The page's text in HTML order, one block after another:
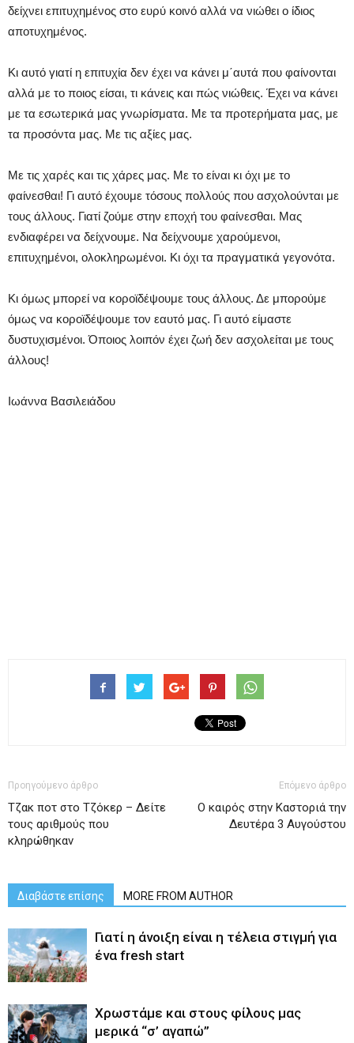
δείχνει επιτυχημένος στο ευρύ κοινό αλλά να νιώθει ο ίδιος
αποτυχημένος.
Κι αυτό γιατί η επιτυχία δεν έχει να κάνει μ΄αυτά που φαίνονται
αλλά με το ποιος είσαι, τι κάνεις και πώς νιώθεις. Έχει να κάνει
με τα εσωτερικά μας γνωρίσματα. Με τα προτερήματα μας, με
τα προσόντα μας. Με τις αξίες μας.
Με τις χαρές και τις χάρες μας. Με το είναι κι όχι με το
φαίνεσθαι! Γι αυτό έχουμε τόσους πολλούς που ασχολούνται με
τους άλλους. Γιατί ζούμε στην εποχή του φαίνεσθαι. Μας
ενδιαφέρει να δείχνουμε. Να δείχνουμε χαρούμενοι,
επιτυχημένοι, ολοκληρωμένοι. Κι όχι τα πραγματικά γεγονότα.
Κι όμως μπορεί να κοροϊδέψουμε τους άλλους. Δε μπορούμε
όμως να κοροϊδέψουμε τον εαυτό μας. Γι αυτό είμαστε
δυστυχισμένοι. Όποιος λοιπόν έχει ζωή δεν ασχολείται με τους
άλλους!
Ιωάννα Βασιλειάδου
Προηγούμενο άρθρο
Tζακ ποτ στο Τζόκερ – Δείτε
τους αριθμούς που
κληρώθηκαν
Επόμενο άρθρο
Ο καιρός στην Καστοριά την
Δευτέρα 3 Αυγούστου
Διαβάστε επίσης MORE FROM AUTHOR
Γιατί η άνοιξη είναι η τέλεια στιγμή για
ένα fresh start
Χρωστάμε και στους φίλους μας
μερικά “σ’ αγαπώ”